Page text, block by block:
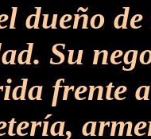
dueño
Su
frente